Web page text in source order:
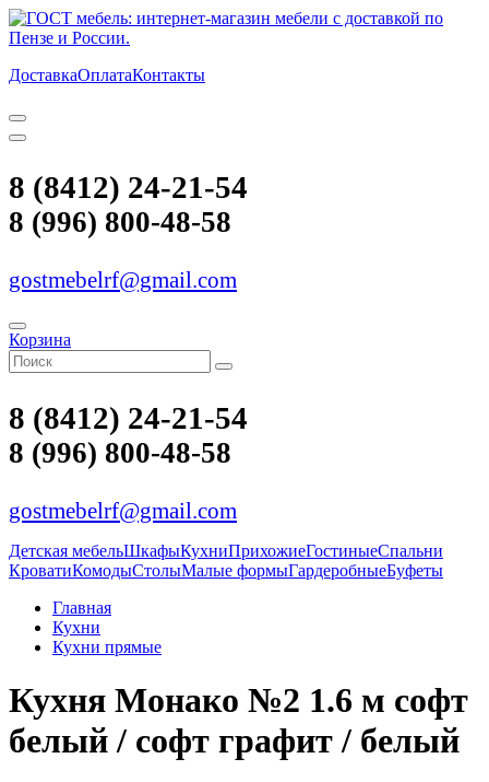
ДоставкаОплатаКонтакты
8 (8412) 24-21-54
8 (996) 800-48-58
gostmebelrf@gmail.com
Корзина
8 (8412) 24-21-54
8 (996) 800-48-58
gostmebelrf@gmail.com
Детская мебельШкафыКухниПрихожиеГостиныеСпальни
КроватиКомодыСтолыМалые формыГардеробныеБуфеты
Главная
Кухни
Кухни прямые
Кухня Монако №2 1.6 м софт
белый / софт графит / белый